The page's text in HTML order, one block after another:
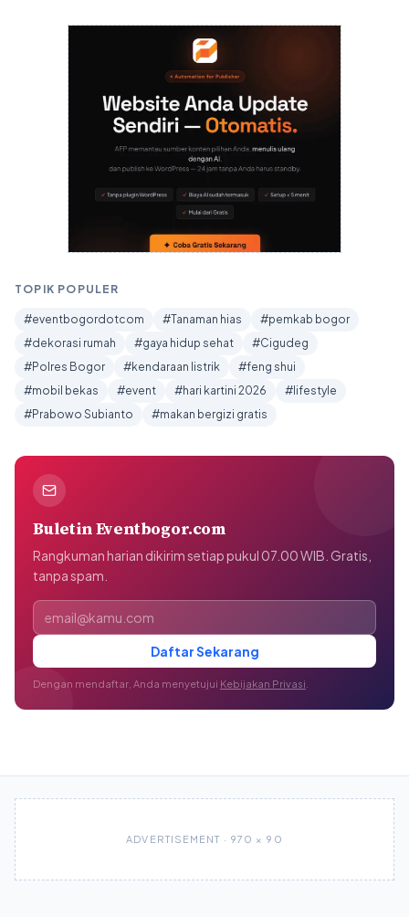
TOPIK POPULER
#eventbogordotcom #Tanaman hias
#pemkab bogor
#dekorasi rumah
#gaya hidup sehat
#Cigudeg
#Polres Bogor
#kendaraan listrik
#feng shui
#mobil bekas
#event #hari kartini 2026
#lifestyle
#Prabowo Subianto
#makan bergizi gratis
Buletin Eventbogor.com
Rangkuman harian dikirim setiap pukul 07.00 WIB. Gratis,
tanpa spam.
Alamat email
Daftar Sekarang
Dengan mendaftar, Anda menyetujui Kebijakan Privasi
ADVERTISEMENT · 970 × 90